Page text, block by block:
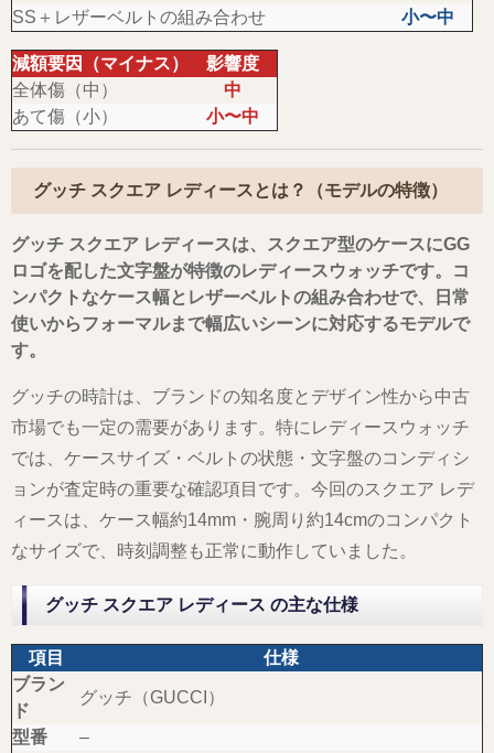
SS＋レザーベルトの組み合わせ
小〜中
減額要因（マイナス）
影響度
全体傷（中）
中
あて傷（小）
小〜中
グッチ スクエア レディースとは？（モデルの特徴）
グッチ スクエア レディースは、スクエア型のケースにGG
ロゴを配した文字盤が特徴のレディースウォッチです。コ
ンパクトなケース幅とレザーベルトの組み合わせで、日常
使いからフォーマルまで幅広いシーンに対応するモデルで
す。
グッチの時計は、ブランドの知名度とデザイン性から中古
市場でも一定の需要があります。特にレディースウォッチ
では、ケースサイズ・ベルトの状態・文字盤のコンディシ
ョンが査定時の重要な確認項目です。今回のスクエア レデ
ィースは、ケース幅約14mm・腕周り約14cmのコンパクト
なサイズで、時刻調整も正常に動作していました。
グッチ スクエア レディース の主な仕様
項目
仕様
ブラン
ド
グッチ（GUCCI）
型番
–